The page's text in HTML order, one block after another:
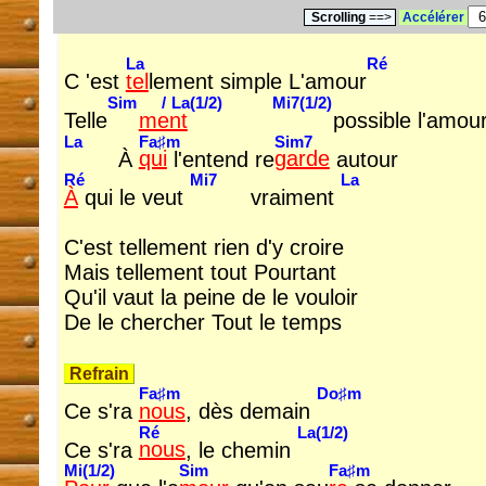
Scrolling ==> Accélérer
C 'est
La
tel lement simple L'amour
Ré
Telle
Sim / La(1/2)
ment
Mi7(1/2)
possible
La
À
Fa♯m
quil'entend re
Sim7
gardeautour
Ré
Àqui le veut
Mi7
vraiment
La
C'est tellement rien d'y croire
Mais tellement tout Pourtant
Qu'il vaut la peine de le vouloir
De le chercher Tout le temps
Refrain
Ce s'ra
Fa♯m
nous, dès demain
Do♯m
Ce s'ra
Ré
nous, le chemin
La(1/2)
Mi(1/2) Sim Fa♯m